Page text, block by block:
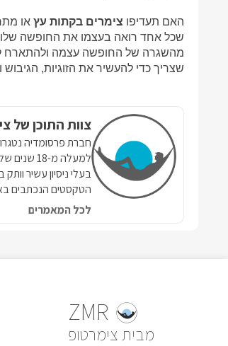
האם תעדיפו צימרים בקתות עץ או
שכל אחד רואה בעצמו את החופשה שלו.
מהשגרה של החופשה עצמה ולהתארח
שצריך כדי להעשיר את הזוגיות, הגיבוש
צוות התוכן של
למעלה מ-
בעלי ניסיון עשיר
הטקסטים הנכתבים
לכל המאמרים
ZMR
צימרטופ